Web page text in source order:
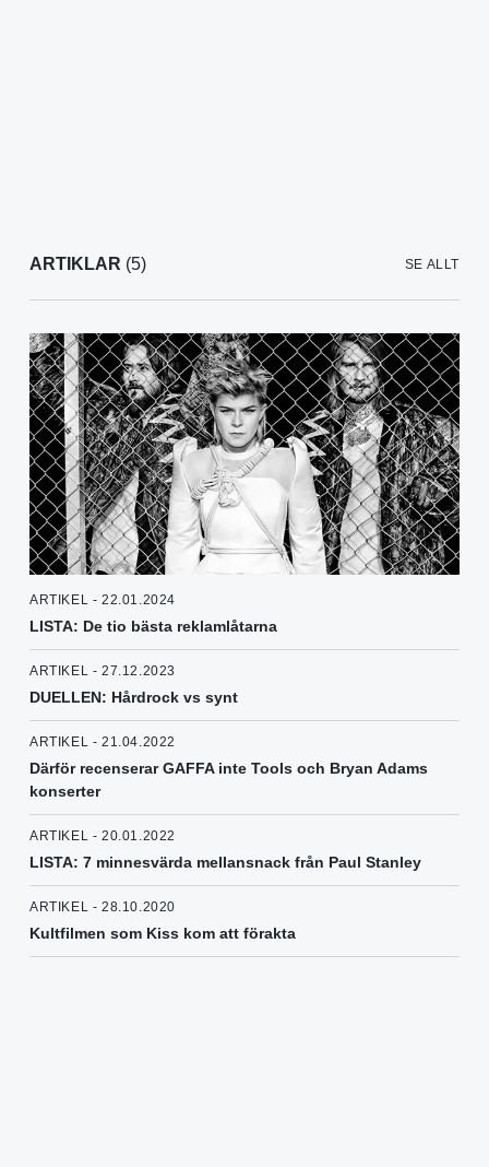
ARTIKLAR (5) SE ALLT
ARTIKEL - 22.01.2024
LISTA: De tio bästa reklamlåtarna
ARTIKEL - 27.12.2023
DUELLEN: Hårdrock vs synt
ARTIKEL - 21.04.2022
Därför recenserar GAFFA inte Tools och Bryan Adams
konserter
ARTIKEL - 20.01.2022
LISTA: 7 minnesvärda mellansnack från Paul Stanley
ARTIKEL - 28.10.2020
Kultfilmen som Kiss kom att förakta